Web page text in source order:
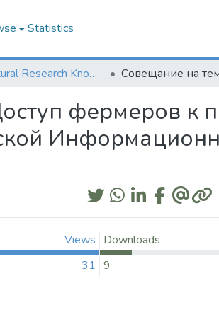
Statistics
Agricultural Research Knowledge
фермеров к
Views
31
Downloads
9